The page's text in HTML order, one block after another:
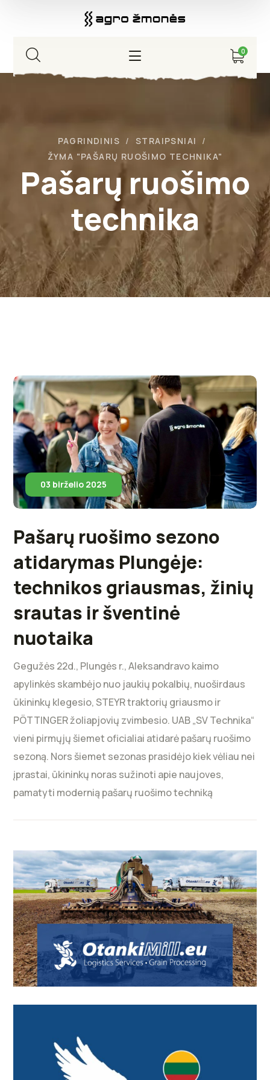
0
Pašarų ruošimo
technika
PAGRINDINIS
STRAIPSNIAI
ŽYMA "PAŠARŲ RUOŠIMO TECHNIKA"
03 birželio 2025
Pašarų ruošimo sezono
atidarymas Plungėje:
technikos griausmas, žinių
srautas ir šventinė
nuotaika
Gegužės 22d., Plungės r., Aleksandravo kaimo
apylinkės skambėjo nuo jaukių pokalbių, nuoširdaus
ūkininkų klegesio, STEYR traktorių griausmo ir
PÖTTINGER žoliapjovių zvimbesio. UAB „SV Technika“
vieni pirmųjų šiemet oficialiai atidarė pašarų ruošimo
sezoną. Nors šiemet sezonas prasidėjo kiek vėliau nei
įprastai, ūkininkų noras sužinoti apie naujoves,
pamatyti modernią pašarų ruošimo techniką